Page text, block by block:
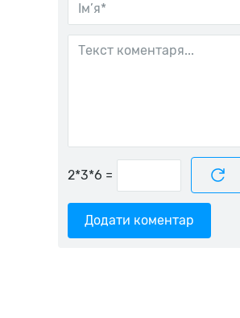
=
Додати коментар